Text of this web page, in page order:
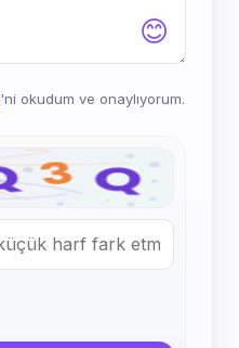
😊
'ni okudum ve onaylıyorum.